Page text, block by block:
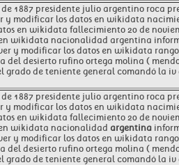
1887 presidente julio argentino roca
y modificar los datos en wikidata
en wikidata fallecimiento 20 de
wikidata nacionalidad argentina
y modificar los datos en wikidata
del desierto rufino ortega molina (
grado de teniente general comandó la iv
1887 presidente julio argentino roca
y modificar los datos en wikidata
en wikidata fallecimiento 20 de
wikidata nacionalidad argentina
y modificar los datos en wikidata
desierto rufino ortega molina (
grado de teniente general comandó la iv